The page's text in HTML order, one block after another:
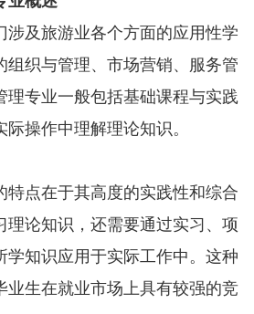
涉及旅游业各个方面的应用性学
组织与管理、市场营销、服务管
理专业一般包括基础课程与实践
操作中理解理论知识。
特点在于其高度的实践性和综合
理论知识，还需要通过实习、项
学知识应用于实际工作中。这种
业生在就业市场上具有较强的竞